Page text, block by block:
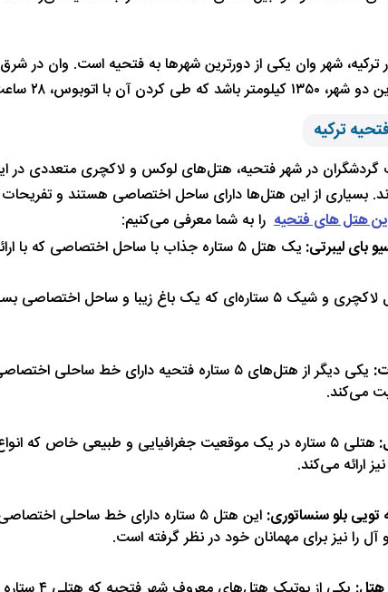
شهر وان یکی از دورترین شهرها به فتحیه است. وان در
۲۸ ساعت به طول می‌انجامد.
ترکیه
گردشگران در شهر فتحیه، هتل‌های لوکس و لاکچری متعددی در
بسیاری از این هتل‌ها دارای ساحل اختصاصی هستند و
هتل های فتحیه را به شما معرفی می‌کنیم:
بای لیبرتی:
یک هتل ۵ ستاره جذاب با ساحل اختصاصی که
هتل لاکچری و شیک ۵ ستاره‌ای که یک باغ زیبا و ساحل
یکی دیگر از هتل‌های ۵ ستاره فتحیه دارای خط
می‌کند.
هتلی ۵ ستاره در یک موقعیت جغرافیایی و طبیعی خاص که
ارائه می‌کند.
تویی بلو سنساتوری:
این هتل ۵ ستاره دارای خط ساحلی
را نیز برای مهمانان خود در نظر گرفته است.